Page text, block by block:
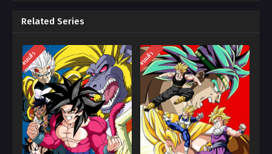
Related Series
จบแล้ว จบแล้ว